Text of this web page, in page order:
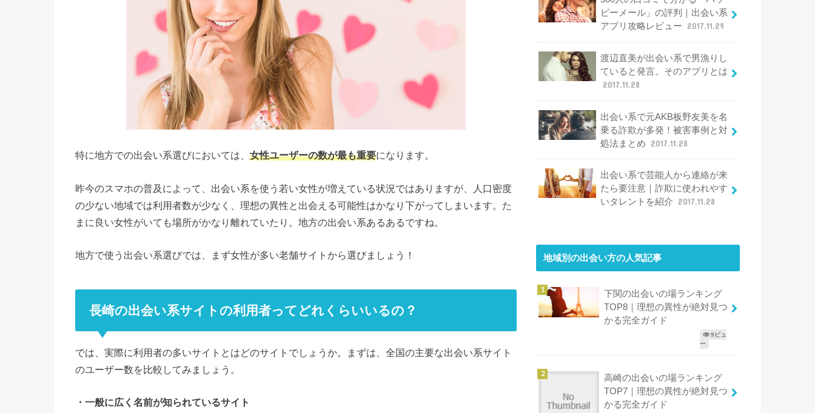
特に地方での出会い系選びにおいては、 女性ユーザーの数が最も重要になります。
昨今のスマホの普及によって、出会い系を使う若い女性が増えている状況ではありますが、人口密度
の少ない地域では利用者数が少なく、理想の異性と出会える可能性はかなり下がってしまいます。た
まに良い女性がいても場所がかなり離れていたり。地方の出会い系あるあるですね。
地方で使う出会い系選びでは、まず女性が多い老舗サイトから選びましょう！
長崎の出会い系サイトの利用者ってどれくらいいるの？
では、実際に利用者の多いサイトとはどのサイトでしょうか。まずは、全国の主要な出会い系サイト
のユーザー数を比較してみましょう。
・一般に広く名前が知られているサイト
ピーメール」の評判｜出会い系
アプリ攻略レビュー
2017.11.29
渡辺直美が出会い系で男漁りし
ていると発言。そのアプリとは
2017.11.28
出会い系で元AKB板野友美を名
乗る詐欺が多発！被害事例と対
処法まとめ
2017.11.28
出会い系で芸能人から連絡が来
たら要注意｜詐欺に使われやす
いタレントを紹介
2017.11.28
地域別の出会い方の人気記事
下関の出会いの場ランキング
TOP8｜理想の異性が絶対見つ
かる完全ガイド
9ビュ
ー
高崎の出会いの場ランキング
TOP7｜理想の異性が絶対見つ
かる完全ガイド